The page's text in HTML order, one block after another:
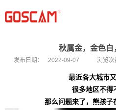
秋属金，金色白
发布日期： 2022-09-07 浏览次
最近各大城市
很多地区不得
那么问题来了，熊孩子